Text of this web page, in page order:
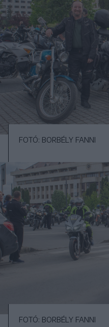
FOTÓ: BORBÉLY FANNI
FOTÓ: BORBÉLY FANNI